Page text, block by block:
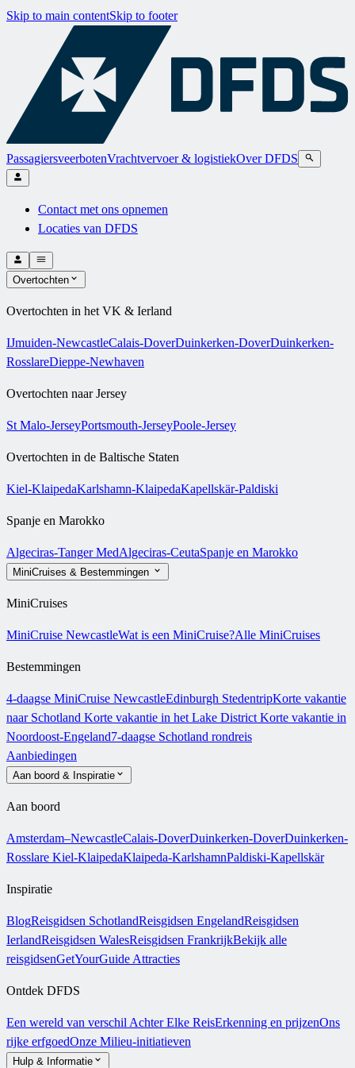
Skip to main contentSkip to footer
PassagiersveerbotenVrachtvervoer & logistiekOver DFDS
Contact met ons opnemen
Locaties van DFDS
Overtochten
Overtochten in het VK & Ierland
IJmuiden-NewcastleCalais-DoverDuinkerken-DoverDuinkerken-
RosslareDieppe-Newhaven
Overtochten naar Jersey
St Malo-JerseyPortsmouth-JerseyPoole-Jersey
Overtochten in de Baltische Staten
Kiel-KlaipedaKarlshamn-KlaipedaKapellskär-Paldiski
Spanje en Marokko
Algeciras-Tanger MedAlgeciras-CeutaSpanje en Marokko
MiniCruises & Bestemmingen
MiniCruises
MiniCruise NewcastleWat is een MiniCruise?Alle MiniCruises
Bestemmingen
4-daagse MiniCruise NewcastleEdinburgh StedentripKorte vakantie
naar Schotland Korte vakantie in het Lake District Korte vakantie in
Noordoost-Engeland7-daagse Schotland rondreis
Aanbiedingen
Aan boord & Inspiratie
Aan boord
Amsterdam–NewcastleCalais-DoverDuinkerken-DoverDuinkerken-
Rosslare Kiel-KlaipedaKlaipeda-KarlshamnPaldiski-Kapellskär
Inspiratie
BlogReisgidsen SchotlandReisgidsen EngelandReisgidsen
IerlandReisgidsen WalesReisgidsen FrankrijkBekijk alle
reisgidsenGetYourGuide Attracties
Ontdek DFDS
Een wereld van verschil Achter Elke ReisErkenning en prijzenOns
rijke erfgoedOnze Milieu-initiatieven
Hulp & Informatie